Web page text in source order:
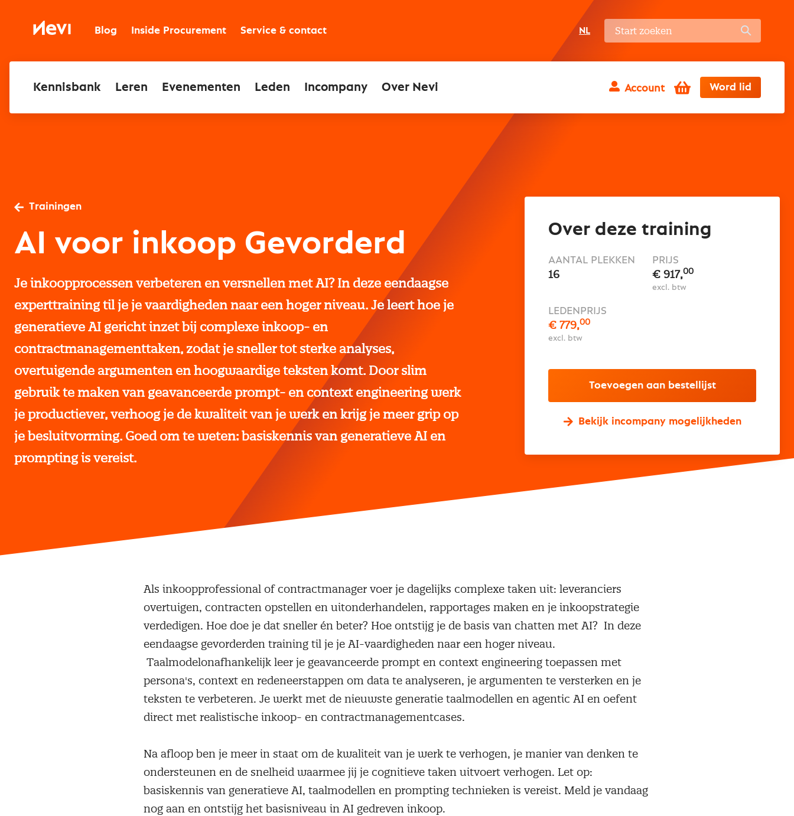
inhoudNevi Blog Inside Procurement Service & contact NL
Kennisbank Leren Evenementen Leden Incompany Over Nevi Account Winkelwagen
Word lid
Trainingen
AI voor inkoop Gevorderd
Je inkoopprocessen verbeteren en versnellen met AI? In deze eendaagse
experttraining til je je vaardigheden naar een hoger niveau. Je leert hoe je
generatieve AI gericht inzet bij complexe inkoop- en
contractmanagementtaken, zodat je sneller tot sterke analyses,
overtuigende argumenten en hoogwaardige teksten komt. Door slim
gebruik te maken van geavanceerde prompt- en context engineering werk
je productiever, verhoog je de kwaliteit van je werk en krijg je meer grip op
je besluitvorming. Goed om te weten: basiskennis van generatieve AI en
prompting is vereist.
Over deze training
AANTAL PLEKKEN
16
PRIJS
€ 917,00
excl. btw
LEDENPRIJS
€ 779,00
excl. btw
Toevoegen aan bestellijst
Bekijk incompany mogelijkheden
Als inkoopprofessional of contractmanager voer je dagelijks complexe taken uit: leveranciers
overtuigen, contracten opstellen en uitonderhandelen, rapportages maken en je inkoopstrategie
verdedigen. Hoe doe je dat sneller én beter? Hoe ontstijg je de basis van chatten met AI? In deze
eendaagse gevorderden training til je je AI-vaardigheden naar een hoger niveau.
Taalmodelonafhankelijk leer je geavanceerde prompt en context engineering toepassen met
persona's, context en redeneerstappen om data te analyseren, je argumenten te versterken en je
teksten te verbeteren. Je werkt met de nieuwste generatie taalmodellen en agentic AI en oefent
direct met realistische inkoop- en contractmanagementcases.
Na afloop ben je meer in staat om de kwaliteit van je werk te verhogen, je manier van denken te
ondersteunen en de snelheid waarmee jij je cognitieve taken uitvoert verhogen. Let op:
basiskennis van generatieve AI, taalmodellen en prompting technieken is vereist. Meld je vandaag
nog aan en ontstijg het basisniveau in AI gedreven inkoop.